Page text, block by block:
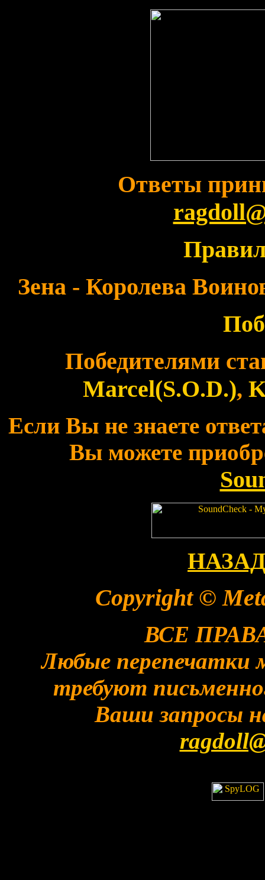
Ответы
Зена - Королева
Победителями
Marcel(S.O.D.),
Если Вы не знаете
Вы можете
НАЗАД
Copyright ©
ВСЕ
Любые перепечатки
требуют
Ваши запросы